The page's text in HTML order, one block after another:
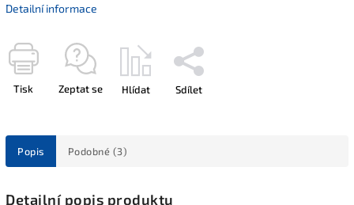
Detailní informace
Tisk Zeptat se Hlídat Sdílet
Popis Podobné (3)
Detailní popis produktu